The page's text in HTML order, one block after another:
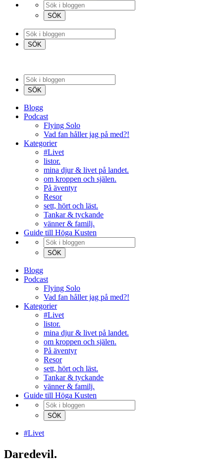
Blogg
Podcast
Flying Solo
Vad fan håller jag på med?!
Kategorier
#Livet
listor.
mina djur & livet på landet.
om kroppen och själen.
På äventyr
Resor
sett, hört och läst.
Tankar & tyckande
vänner & familj.
Guide till Höga Kusten
Blogg
Podcast
Flying Solo
Vad fan håller jag på med?!
Kategorier
#Livet
listor.
mina djur & livet på landet.
om kroppen och själen.
På äventyr
Resor
sett, hört och läst.
Tankar & tyckande
vänner & familj.
Guide till Höga Kusten
#Livet
Daredevil.